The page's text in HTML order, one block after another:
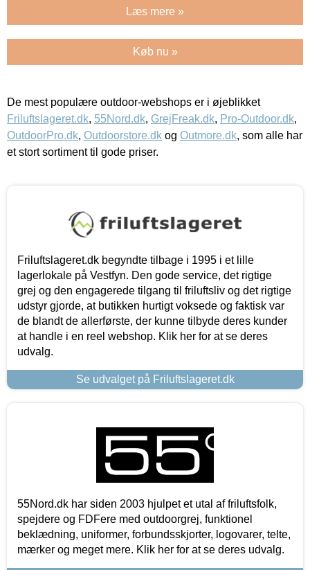
Læs mere »
Køb nu »
De mest populære outdoor-webshops er i øjeblikket
Friluftslageret.dk, 55Nord.dk, GrejFreak.dk, Pro-Outdoor.dk,
OutdoorPro.dk, Outdoorstore.dk og Outmore.dk, som alle har
et stort sortiment til gode priser.
Friluftslageret.dk begyndte tilbage i 1995 i et lille
lagerlokale på Vestfyn. Den gode service, det rigtige
grej og den engagerede tilgang til friluftsliv og det rigtige
udstyr gjorde, at butikken hurtigt voksede og faktisk var
de blandt de allerførste, der kunne tilbyde deres kunder
at handle i en reel webshop. Klik her for at se deres
udvalg.
Se udvalget på Friluftslageret.dk
55Nord.dk har siden 2003 hjulpet et utal af friluftsfolk,
spejdere og FDFere med outdoorgrej, funktionel
beklædning, uniformer, forbundsskjorter, logovarer, telte,
mærker og meget mere. Klik her for at se deres udvalg.